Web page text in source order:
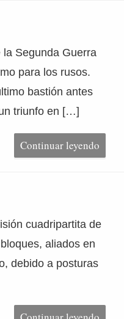
Segunda Guerra
para los rusos.
bastión antes
triunfo en […]
Continuar leyendo
cuadripartita de
aliados en
debido a posturas